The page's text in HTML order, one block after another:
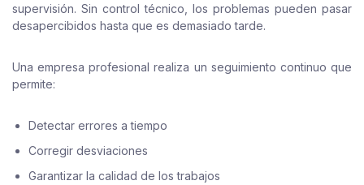
supervisión. Sin control técnico, los problemas pueden pasar
desapercibidos hasta que es demasiado tarde.
Una empresa profesional realiza un seguimiento continuo que
permite:
Detectar errores a tiempo
Corregir desviaciones
Garantizar la calidad de los trabajos